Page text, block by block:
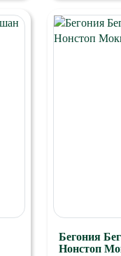
см. Высота -
Бегония
Нонстоп